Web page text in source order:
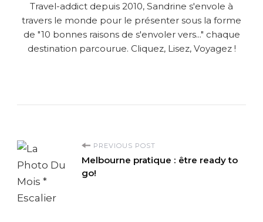
Travel-addict depuis 2010, Sandrine s'envole à
travers le monde pour le présenter sous la forme
de "10 bonnes raisons de s'envoler vers..." chaque
destination parcourue. Cliquez, Lisez, Voyagez !
P
o
s
PREVIOUS POST
Melbourne pratique : être ready to
go!